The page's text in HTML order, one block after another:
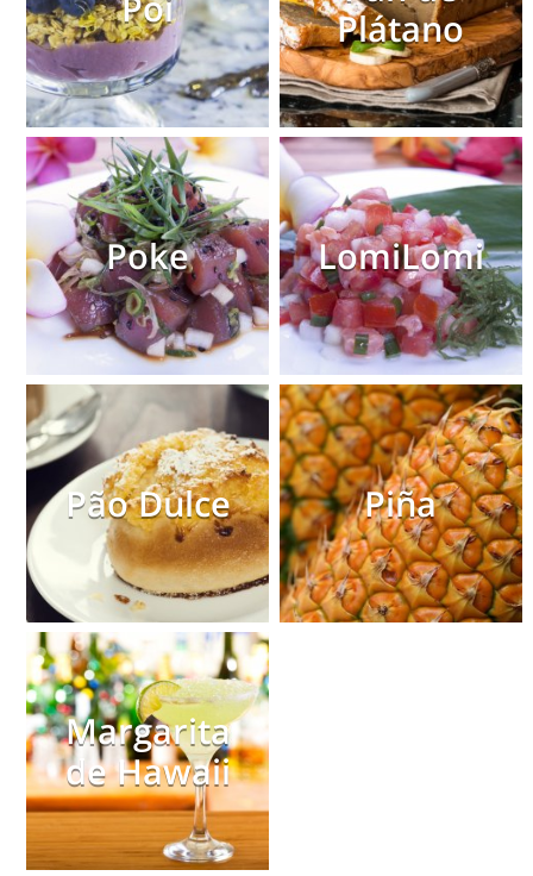
Plátano
Poke LomiLomi
Pão Dulce Piña
Margarita
de Hawaii